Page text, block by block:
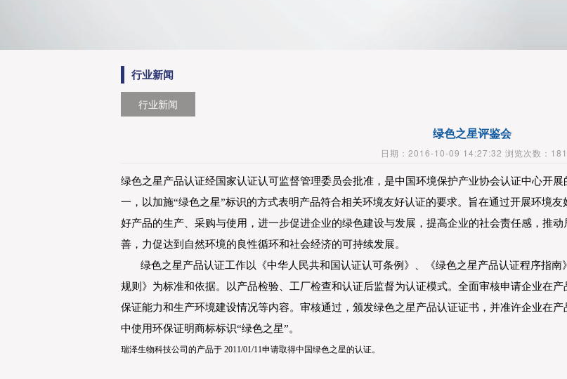
行业新闻
行业新闻
绿色之星评鉴会
日期：2016-10-09 14:27:32 浏览次数：
绿色之星产品认证经国家认证认可监督管理委员会批准，是中国环境保护产业协会认证中心开展
一，以加施“绿色之星”标识的方式表明产品符合相关环境友好认证的要求。旨在通过开展环境
好产品的生产、采购与使用，进一步促进企业的绿色建设与发展，提高企业的社会责任感，推
善，力促达到自然环境的良性循环和社会经济的可持续发展。
绿色之星产品认证工作以《中华人民共和国认证认可条例》、《绿色之星产品认证程序指南
规则》为标准和依据。以产品检验、工厂检查和认证后监督为认证模式。全面审核申请企业在
保证能力和生产环境建设情况等内容。审核通过，颁发绿色之星产品认证证书，并准许企业在
中使用环保证明商标标识“绿色之星”。
瑞泽生物科技公司的产品于 2011/01/11申请取得中国绿色之星的认证。